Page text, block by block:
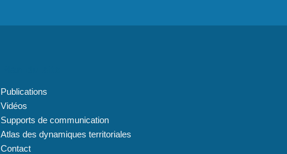
Publications
Vidéos
Supports de communication
Atlas des dynamiques territoriales
Contact